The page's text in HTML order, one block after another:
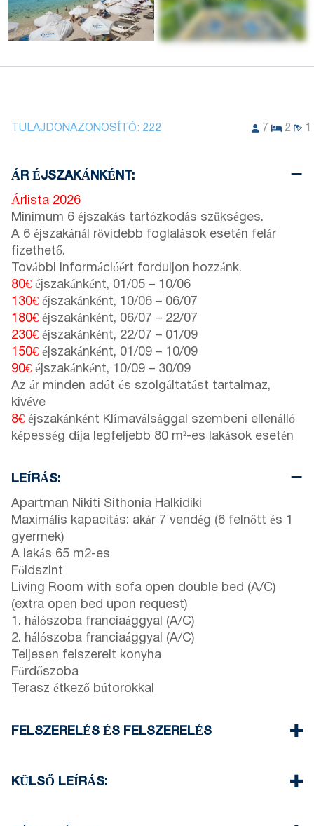
TULAJDONAZONOSÍTÓ: 222 7 2
ÁR ÉJSZAKÁNKÉNT:
Árlista 2026
Minimum 6 éjszakás tartózkodás szükséges.
A 6 éjszakánál rövidebb foglalások esetén felár
fizethető.
További információért forduljon hozzánk.
80€ éjszakánként, 01/05 – 10/06
130€ éjszakánként, 10/06 – 06/07
180€ éjszakánként, 06/07 – 22/07
230€ éjszakánként, 22/07 – 01/09
150€ éjszakánként, 01/09 – 10/09
90€ éjszakánként, 10/09 – 30/09
Az ár minden adót és szolgáltatást tartalmaz,
kivéve
8€ éjszakánként Klímaválsággal szembeni ellenálló
képesség díja legfeljebb 80 m²-es lakások esetén
LEÍRÁS:
Apartman Nikiti Sithonia Halkidiki
Maximális kapacitás: akár 7 vendég (6 felnőtt és 1
gyermek)
A lakás 65 m2-es
Földszint
Living Room with sofa open double bed (A/C)
(extra open bed upon request)
1. hálószoba franciaággyal (A/C)
2. hálószoba franciaággyal (A/C)
Teljesen felszerelt konyha
Fürdőszoba
Terasz étkező bútorokkal
FELSZERELÉS ÉS FELSZERELÉS
Három légkondicionáló
KÜLSŐ LEÍRÁS: